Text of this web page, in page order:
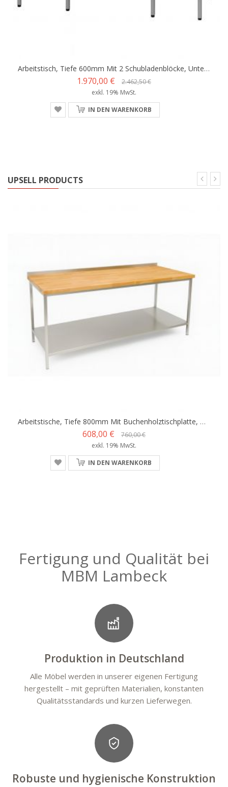
Arbeitstisch, Tiefe 600mm Mit 2 Schubladenblöcke, Unterbau Offen, Unterfahrbar
1.970,00 €
2.462,50 €
exkl. 19% MwSt.
IN DEN WARENKORB
UPSELL PRODUCTS
Arbeitstische, Tiefe 800mm Mit Buchenholztischplatte, Unterbau Offen, Ablageboden, Breite Von 1000 - 2400mm
608,00 €
760,00 €
exkl. 19% MwSt.
IN DEN WARENKORB
Fertigung und Qualität bei
MBM Lambeck
Produktion in Deutschland
Alle Möbel werden in unserer eigenen Fertigung
hergestellt – mit geprüften Materialien, konstanten
Qualitätsstandards und kurzen Lieferwegen.
Robuste und hygienische Konstruktion